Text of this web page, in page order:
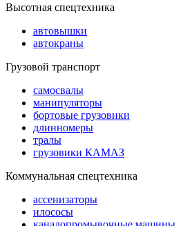
Высотная спецтехника
автовышки
автокраны
Грузовой транспорт
самосвалы
манипуляторы
бортовые грузовики
длинномеры
тралы
грузовики КАМАЗ
Коммунальная спецтехника
ассенизаторы
илососы